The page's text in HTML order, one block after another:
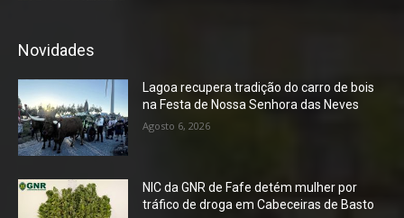
Novidades
Lagoa recupera tradição do carro de bois
na Festa de Nossa Senhora das Neves
Agosto 6, 2026
NIC da GNR de Fafe detém mulher por
tráfico de droga em Cabeceiras de Basto